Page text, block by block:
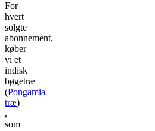
For
hvert
solgte
abonnement,
køber
vi et
indisk
bøgetræ
(Pongamia
træ)
,
som